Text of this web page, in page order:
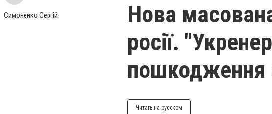
Симоненко Сергій
Нова
росії.
пошкодження
Читать на русском